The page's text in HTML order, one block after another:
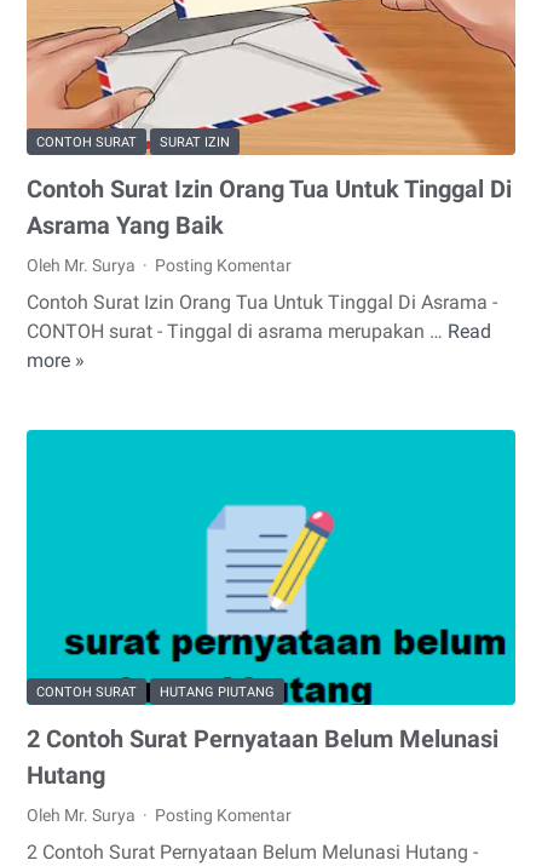
2024
CONTOH SURAT SURAT IZIN
Contoh Surat Izin Orang Tua Untuk Tinggal Di
Asrama Yang Baik
Oleh Mr. Surya Posting Komentar
Contoh Surat Izin Orang Tua Untuk Tinggal Di Asrama -
CONTOH surat - Tinggal di asrama merupakan … Read
more »
Contoh
CONTOH SURAT HUTANG PIUTANG
2 Contoh Surat Pernyataan Belum Melunasi
Hutang
Oleh Mr. Surya Posting Komentar
2 Contoh Surat Pernyataan Belum Melunasi Hutang -